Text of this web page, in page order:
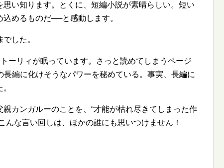
思い知ります。とくに、短編小説が素晴らしい。短い
めるものだ──と感動します。
した。
ーリィが眠っています。さっと読めてしまうページ
編に化けそうなパワーを秘めている。事実、長編に
カンガルーのことを、
才能が枯れ尽きてしまった作
んな言い回しは、ほかの誰にも思いつけません！